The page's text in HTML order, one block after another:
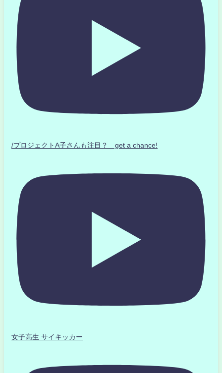
/プロジェクトA子さんも注目？ get a chance!
女子高生 サイキッカー